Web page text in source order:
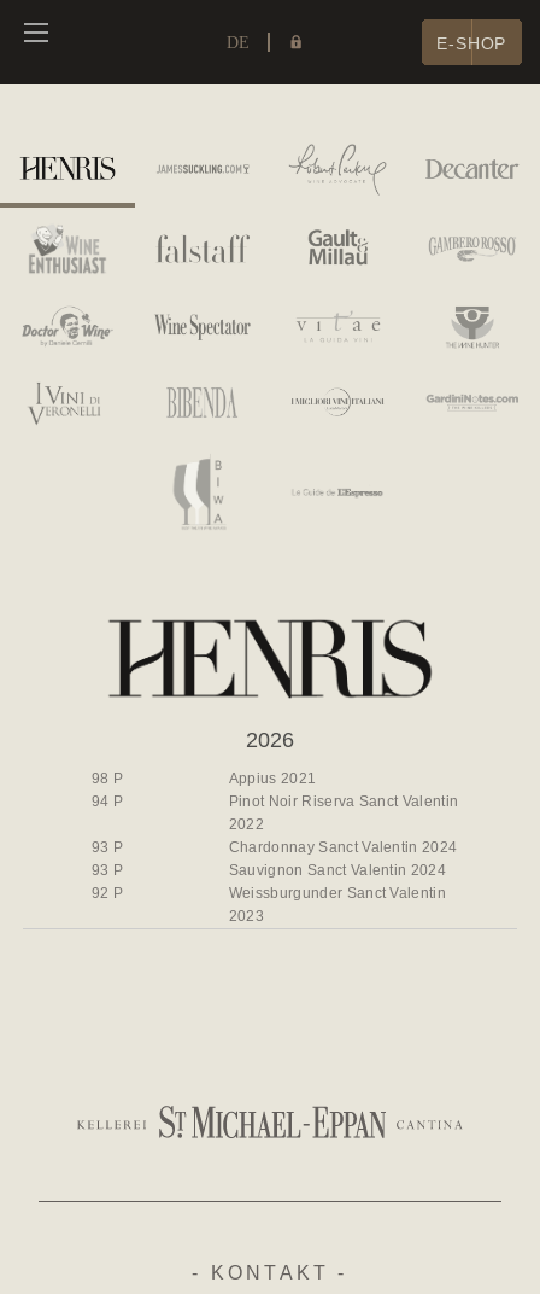
DE E-SHOP
2026
98 P
Appius 2021
94 P
Pinot Noir Riserva Sanct Valentin
2022
93 P
Chardonnay Sanct Valentin 2024
93 P
Sauvignon Sanct Valentin 2024
92 P
Weissburgunder Sanct Valentin
2023
- KONTAKT -